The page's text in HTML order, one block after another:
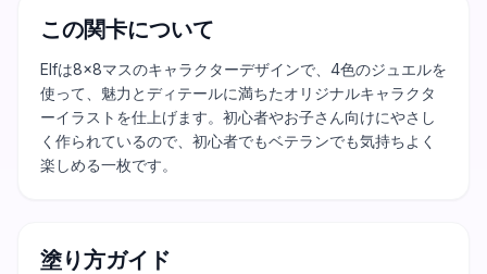
この関卡について
Elfは8×8マスのキャラクターデザインで、4色のジュエルを
使って、魅力とディテールに満ちたオリジナルキャラクタ
ーイラストを仕上げます。初心者やお子さん向けにやさし
く作られているので、初心者でもベテランでも気持ちよく
楽しめる一枚です。
塗り方ガイド